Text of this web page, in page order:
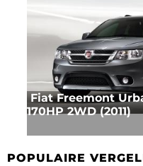
Fiat Freemont
170HP 2WD (2011)
POPULAIRE